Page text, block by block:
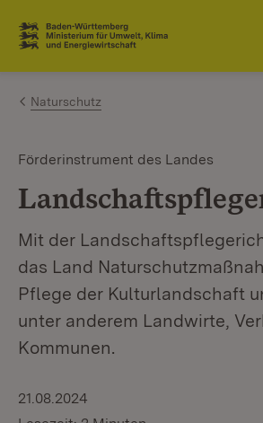
Zum Inhalt springen
Link zur Startseite
Naturschutz
Förderinstrument des Landes
Mit der
das Land
Pflege der Kulturlandschaft
unter anderem Landwirte,
Kommunen.
21.08.2024